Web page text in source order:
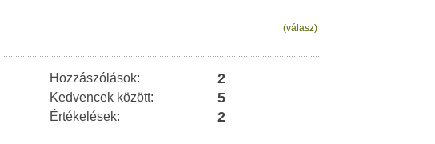
(válasz)
Hozzászólások: 2
Kedvencek között: 5
Értékelések: 2